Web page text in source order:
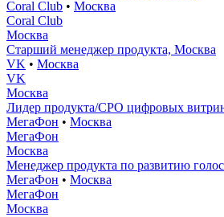
Coral Club • Москва
Coral Club
Москва
Старший менеджер продукта, Москва
VK • Москва
VK
Москва
Лидер продукта/СРО цифровых
МегаФон • Москва
МегаФон
Москва
Менеджер продукта по развитию
МегаФон • Москва
МегаФон
Москва